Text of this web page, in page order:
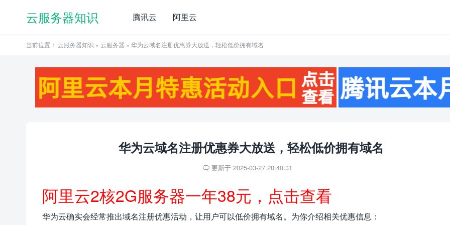
云服务器知识 腾讯云 阿里云
当前位置： 云服务器知识 » 云服务器 » 华为云域名注册优惠券大放送，轻松低价拥有域名
华为云域名注册优惠券大放送，轻松低价拥有域名
 更新于 2025-03-27 20:40:31
阿里云2核2G服务器一年38元，点击查看
华为云确实会经常推出域名注册优惠活动，让用户可以低价拥有域名。为你介绍相关优惠信息：